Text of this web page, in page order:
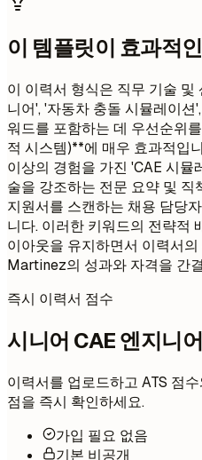
이 템플릿이 효과적
이 이력서 형식은 직무 기술 및
니어', '자동차 충돌 시뮬레이
워드를 포함하는 데 우선순위
적 시스템)**에 매우 효과적입
이상의 경험을 가진 'CAE 시뮬
술을 강조하는 전문 요약 및 직
지원서를 스캔하는 채용 담당
니다. 이러한 키워드의 전략적
이아웃을 유지하면서 이력서
Martinez의 성과와 자격을 간
즉시 이력서 점수
시니어 CAE 엔지니
이력서를 업로드하고 ATS 점
점을 즉시 확인하세요.
가입 필요 없음
기본 비공개